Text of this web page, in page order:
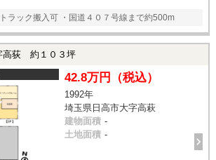
ラック搬入可 ・国道４０７号線まで約500m
高荻 約１０３坪
42.8万円（税込）
1992年
埼玉県日高市大字高萩
建物面積 -
土地面積 -